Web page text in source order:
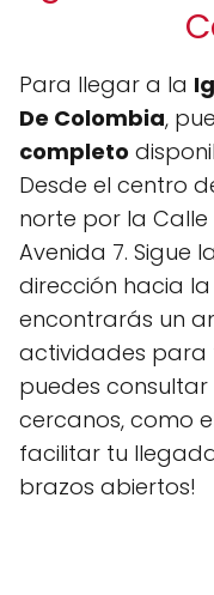
Para llegar a la
De Colombia,
completo
Desde el centro
norte por la
Avenida 7. Sigue
dirección hacia la
encontrarás un
actividades para
puedes
cercanos, como
facilitar tu
brazos abiertos!